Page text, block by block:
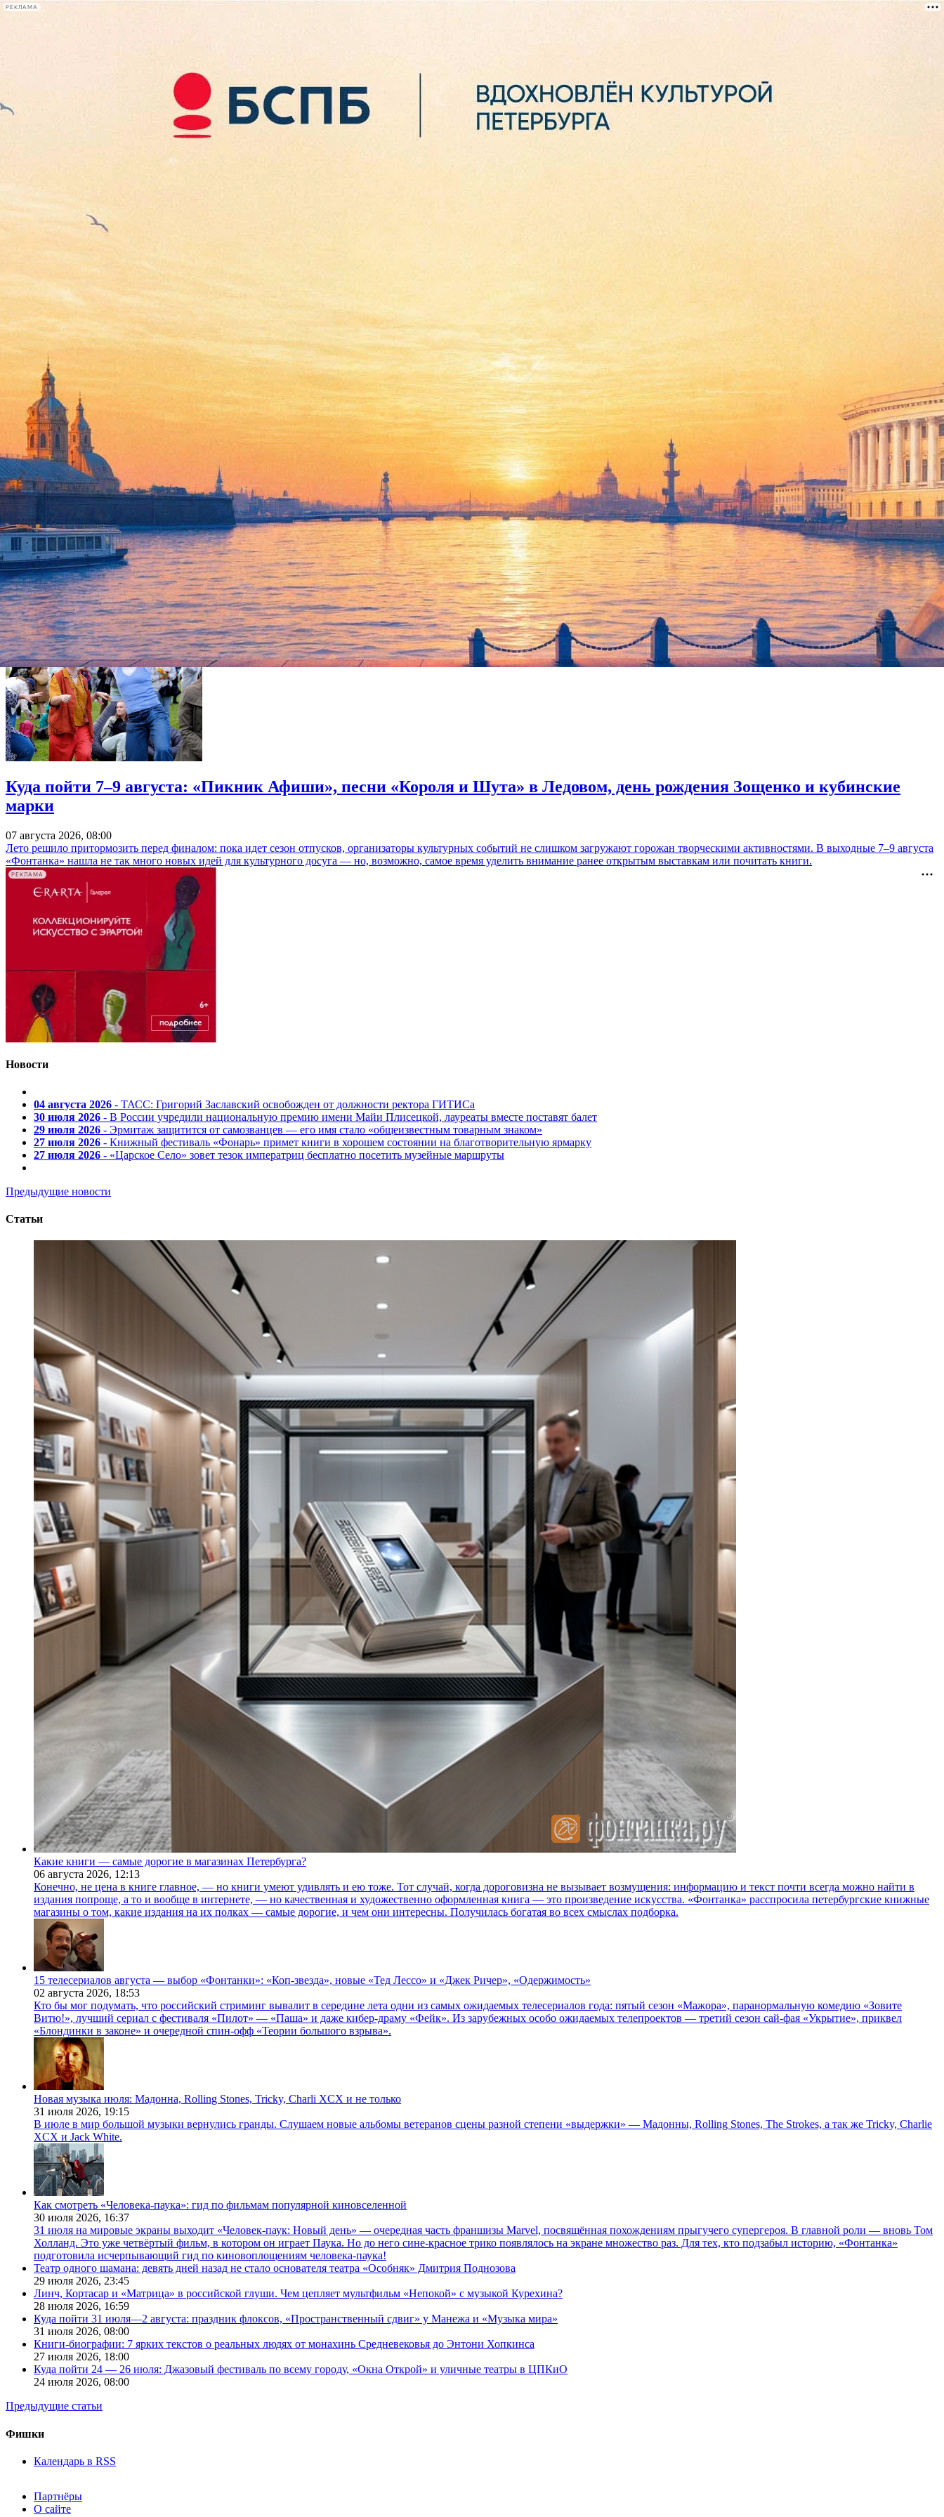
РЕКЛАМА
лекции
книги
Мариинский театр исполнит Реквием Верди в память о погибших
04 апреля 2017,
Мариинский театр внес изменения в репертуар в связи с трагедией, произошедшей в петербургском метрополитене, и объявленным трауром. В частности, 5 апреля на Новой сцене
Мариинского театра вместо оперы «Золотой петушок» Римского-Корсакова прозвучит Реквием Верди. Произведение прозвучит в концертном исполнении в память о погибших. За
дирижерский пульт встанет Кристиан Кнапп, купленные на оперу билеты действительны на этот концерт.
А вот премьера оперы Григория Корчмара «Молодожены» будет перенесена на 20 апреля. Она должна была состояться также 5 апреля в Зале Прокофьева Мариинского-2. Билеты также будут
действительны на новое представление.
Остальные концерты и спектакли идут в соответствии с заявленным расписанием.
Фонтанка.ру
Куда пойти 7–9 августа: «Пикник Афиши», песни «Короля и Шута» в Ледовом, день рождения Зощенко и кубинские
марки
07 августа 2026, 08:00
Лето решило притормозить перед финалом: пока идет сезон отпусков, организаторы культурных событий не слишком загружают горожан творческими активностями. В выходные 7–9 августа
«Фонтанка» нашла не так много новых идей для культурного досуга — но, возможно, самое время уделить внимание ранее открытым выставкам или почитать книги.
РЕКЛАМА
Новости
04 августа 2026 - ТАСС: Григорий Заславский освобожден от должности ректора ГИТИСа
30 июля 2026 - В России учредили национальную премию имени Майи Плисецкой, лауреаты вместе поставят балет
29 июля 2026 - Эрмитаж защитится от самозванцев — его имя стало «общеизвестным товарным знаком»
27 июля 2026 - Книжный фестиваль «Фонарь» примет книги в хорошем состоянии на благотворительную ярмарку
27 июля 2026 - «Царское Село» зовет тезок императриц бесплатно посетить музейные маршруты
Предыдущие новости
Статьи
Какие книги — самые дорогие в магазинах Петербурга?
06 августа 2026, 12:13
Конечно, не цена в книге главное, — но книги умеют удивлять и ею тоже. Тот случай, когда дороговизна не вызывает возмущения: информацию и текст почти всегда можно найти в
издания попроще, а то и вообще в интернете, — но качественная и художественно оформленная книга — это произведение искусства. «Фонтанка» расспросила петербургские книжные
магазины о том, какие издания на их полках — самые дорогие, и чем они интересны. Получилась богатая во всех смыслах подборка.
15 телесериалов августа — выбор «Фонтанки»: «Коп-звезда», новые «Тед Лессо» и «Джек Ричер», «Одержимость»
02 августа 2026, 18:53
Кто бы мог подумать, что российский стриминг вывалит в середине лета одни из самых ожидаемых телесериалов года: пятый сезон «Мажора», паранормальную комедию «Зовите
Витю!», лучший сериал с фестиваля «Пилот» — «Паша» и даже кибер-драму «Фейк». Из зарубежных особо ожидаемых телепроектов — третий сезон сай-фая «Укрытие», приквел
«Блондинки в законе» и очередной спин-офф «Теории большого взрыва».
Новая музыка июля: Мадонна, Rolling Stones, Tricky, Charli XCX и не только
31 июля 2026, 19:15
В июле в мир большой музыки вернулись гранды. Слушаем новые альбомы ветеранов сцены разной степени «выдержки» — Мадонны, Rolling Stones, The Strokes, а так же Tricky, Charlie
XCX и Jack White.
Как смотреть «Человека-паука»: гид по фильмам популярной киновселенной
30 июля 2026, 16:37
31 июля на мировые экраны выходит «Человек-паук: Новый день» — очередная часть франшизы Marvel, посвящённая похождениям прыгучего супергероя. В главной роли — вновь Том
Холланд. Это уже четвёртый фильм, в котором он играет Паука. Но до него сине-красное трико появлялось на экране множество раз. Для тех, кто подзабыл историю, «Фонтанка»
подготовила исчерпывающий гид по киновоплощениям человека-паука!
Театр одного шамана: девять дней назад не стало основателя театра «Особняк» Дмитрия Поднозова
29 июля 2026, 23:45
Линч, Кортасар и «Матрица» в российской глуши. Чем цепляет мультфильм «Непокой» с музыкой Курехина?
28 июля 2026, 16:59
Куда пойти 31 июля—2 августа: праздник флоксов, «Пространственный сдвиг» у Манежа и «Музыка мира»
31 июля 2026, 08:00
Книги-биографии: 7 ярких текстов о реальных людях от монахинь Средневековья до Энтони Хопкинса
27 июля 2026, 18:00
Куда пойти 24 — 26 июля: Джазовый фестиваль по всему городу, «Окна Открой» и уличные театры в ЦПКиО
24 июля 2026, 08:00
Предыдущие статьи
Фишки
Календарь в RSS
Партнёры
О сайте